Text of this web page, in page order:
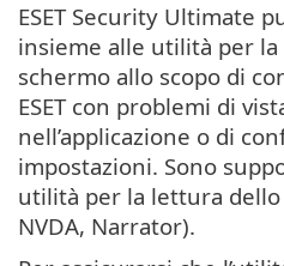
ESET Security Ultimate
insieme alle utilità per
schermo allo scopo di
ESET con problemi di
nell’applicazione o di
impostazioni. Sono
utilità per la lettura dello
NVDA, Narrator).